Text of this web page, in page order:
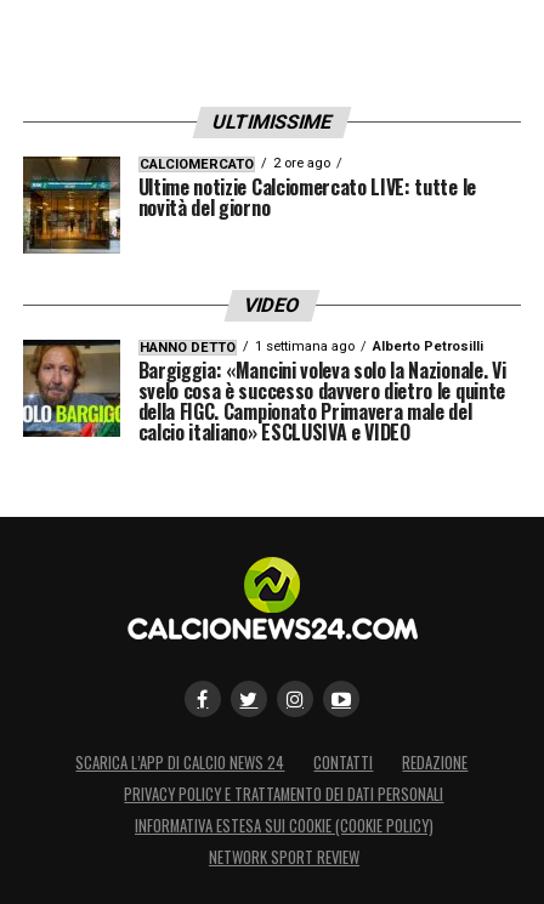
ULTIMISSIME
CALCIOMERCATO 2 ore ago
Ultime notizie Calciomercato LIVE: tutte le
novità del giorno
VIDEO
HANNO DETTO 1 settimana ago Alberto Petrosilli
Bargiggia: «Mancini voleva solo la Nazionale. Vi
svelo cosa è successo davvero dietro le quinte
della FIGC. Campionato Primavera male del
calcio italiano» ESCLUSIVA e VIDEO
SCARICA L’APP DI CALCIO NEWS 24 CONTATTI
REDAZIONE
PRIVACY POLICY E TRATTAMENTO DEI DATI PERSONALI
INFORMATIVA ESTESA SUI COOKIE (COOKIE POLICY)
NETWORK SPORT REVIEW